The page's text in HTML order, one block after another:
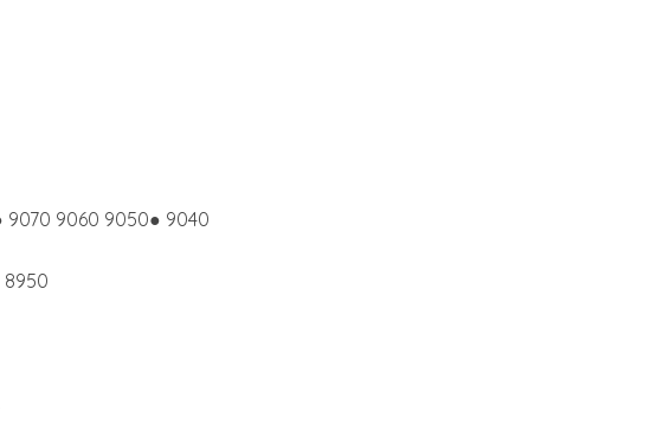
9070 9060 9050● 9040
8950